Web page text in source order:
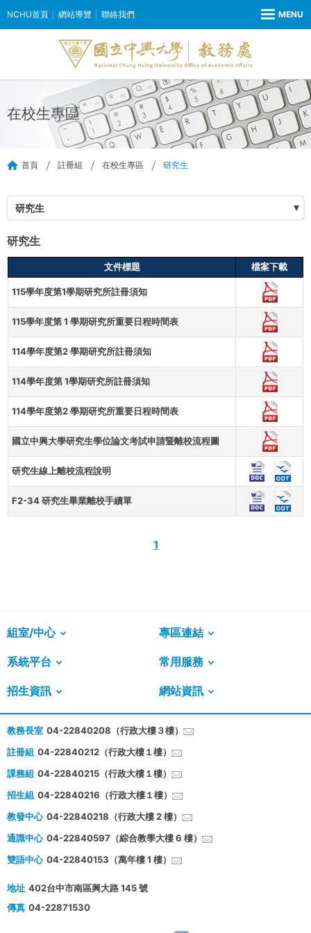
NCHU首頁 網站導覽 聯絡我們
在校生專區
首頁 註冊組 在校生專區 研究生
研究生
研究生
文件標題 檔案下載
115學年度第1學期研究所註冊須知
115學年度第 1 學期研究所重要日程時間表
114學年度第2 學期研究所註冊須知
114學年度第 1學期研究所註冊須知
114學年度第2 學期研究所重要日程時間表
國立中興大學研究生學位論文考試申請暨離校流程圖
研究生線上離校流程說明
F2-34 研究生畢業離校手續單
1
組室/中心 專區連結
系統平台 常用服務
招生資訊 網站資訊
教務長室 04-22840208（行政大樓３樓）
註冊組 04-22840212（行政大樓１樓）
課務組 04-22840215（行政大樓１樓）
招生組 04-22840216（行政大樓１樓）
教發中心 04-22840218（行政大樓 2 樓）
通識中心 04-22840597（綜合教學大樓 6 樓）
雙語中心 04-22840153（萬年樓 1 樓）
地址 402台中市南區興大路 145 號
傳真 04-22871530